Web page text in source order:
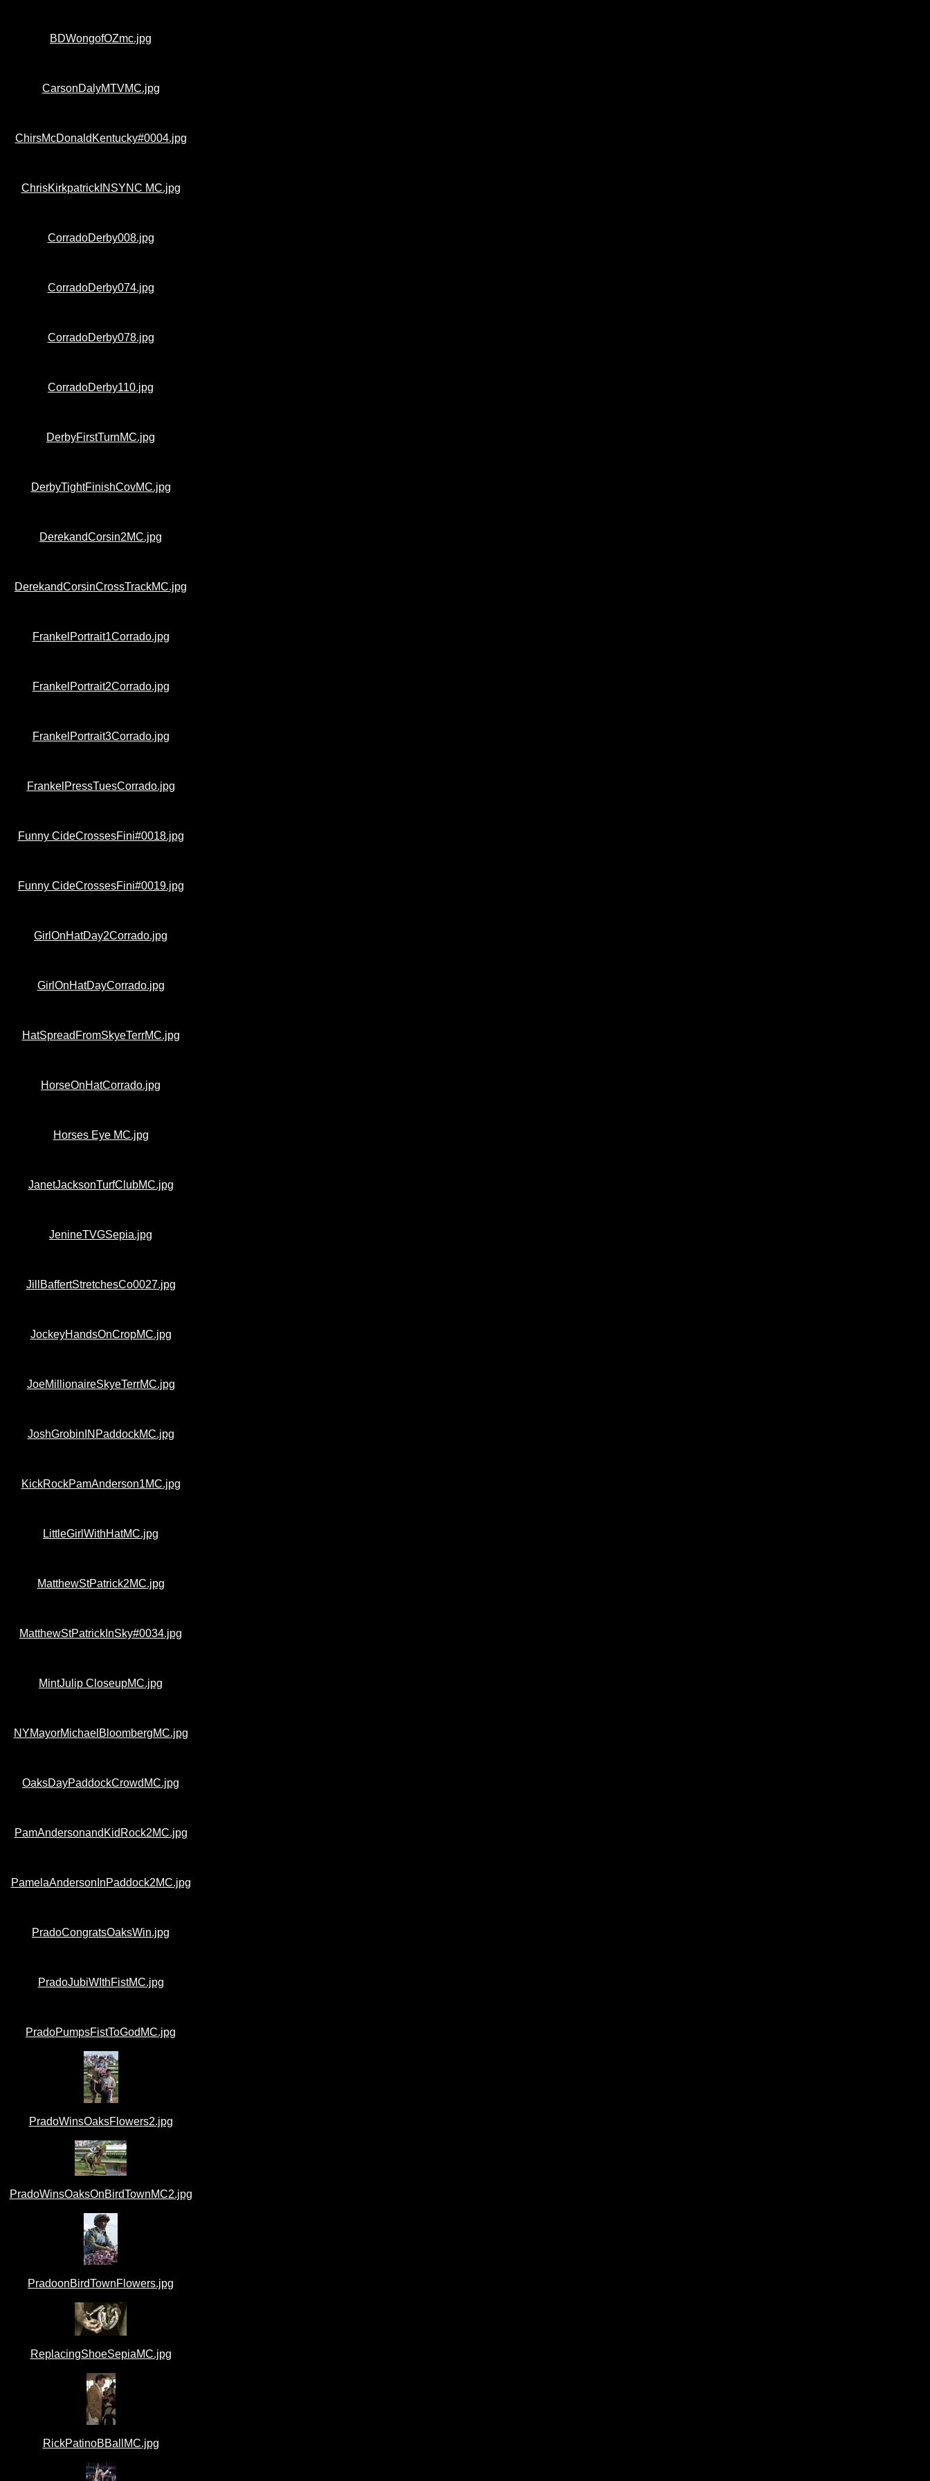
BDWongofOZmc.jpg
CarsonDalyMTVMC.jpg
ChirsMcDonaldKentucky#0004.jpg
ChrisKirkpatrickINSYNC MC.jpg
CorradoDerby008.jpg
CorradoDerby074.jpg
CorradoDerby078.jpg
CorradoDerby110.jpg
DerbyFirstTurnMC.jpg
DerbyTightFinishCovMC.jpg
DerekandCorsin2MC.jpg
DerekandCorsinCrossTrackMC.jpg
FrankelPortrait1Corrado.jpg
FrankelPortrait2Corrado.jpg
FrankelPortrait3Corrado.jpg
FrankelPressTuesCorrado.jpg
Funny CideCrossesFini#0018.jpg
Funny CideCrossesFini#0019.jpg
GirlOnHatDay2Corrado.jpg
GirlOnHatDayCorrado.jpg
HatSpreadFromSkyeTerrMC.jpg
HorseOnHatCorrado.jpg
Horses Eye MC.jpg
JanetJacksonTurfClubMC.jpg
JenineTVGSepia.jpg
JillBaffertStretchesCo0027.jpg
JockeyHandsOnCropMC.jpg
JoeMillionaireSkyeTerrMC.jpg
JoshGrobinINPaddockMC.jpg
KickRockPamAnderson1MC.jpg
LittleGirlWithHatMC.jpg
MatthewStPatrick2MC.jpg
MatthewStPatrickInSky#0034.jpg
MintJulip CloseupMC.jpg
NYMayorMichaelBloombergMC.jpg
OaksDayPaddockCrowdMC.jpg
PamAndersonandKidRock2MC.jpg
PamelaAndersonInPaddock2MC.jpg
PradoCongratsOaksWin.jpg
PradoJubiWIthFistMC.jpg
PradoPumpsFistToGodMC.jpg
PradoWinsOaksFlowers2.jpg
PradoWinsOaksOnBirdTownMC2.jpg
PradoonBirdTownFlowers.jpg
ReplacingShoeSepiaMC.jpg
RickPatinoBBallMC.jpg